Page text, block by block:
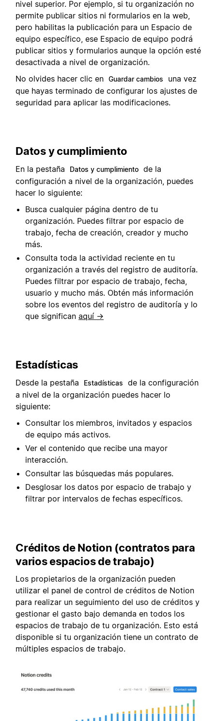
nivel superior. Por ejemplo, si tu organización no
permite publicar sitios ni formularios en la web,
pero habilitas la publicación para un Espacio de
equipo específico, ese Espacio de equipo podrá
publicar sitios y formularios aunque la opción esté
desactivada a nivel de organización.
No olvides hacer clic en Guardar cambios
una vez
que hayas terminado de configurar los ajustes de
seguridad para aplicar las modificaciones.
Datos y cumplimiento
En la pestaña Datos y cumplimiento de la
configuración a nivel de la organización, puedes
hacer lo siguiente:
Busca cualquier página dentro de tu
organización. Puedes filtrar por espacio de
trabajo, fecha de creación, creador y mucho
más.
Consulta toda la actividad reciente en tu
organización a través del registro de auditoría.
Puedes filtrar por espacio de trabajo, fecha,
usuario y mucho más. Obtén más información
sobre los eventos del registro de auditoría y lo
que significan aquí →
Estadísticas
Desde la pestaña Estadísticas
de la configuración
a nivel de la organización puedes hacer lo
siguiente:
Consultar los miembros, invitados y espacios
de equipo más activos.
Ver el contenido que recibe una mayor
interacción.
Consultar las búsquedas más populares.
Desglosar los datos por espacio de trabajo y
filtrar por intervalos de fechas específicos.
Créditos de Notion (contratos para
varios espacios de trabajo)
Los propietarios de la organización pueden
utilizar el panel de control de créditos de Notion
para realizar un seguimiento del uso de créditos y
gestionar el gasto bajo demanda en todos los
espacios de trabajo de tu organización. Esto está
disponible si tu organización tiene un contrato de
múltiples espacios de trabajo.